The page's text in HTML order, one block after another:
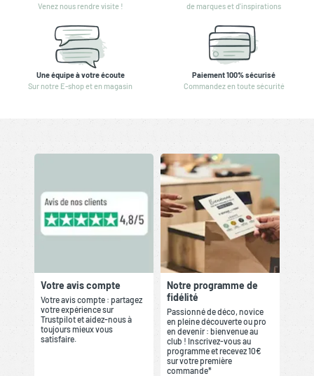
Venez nous rendre visite !
de marques et d'inspirations
Une équipe à votre écoute
Sur notre E-shop et en magasin
Paiement 100% sécurisé
Commandez en toute sécurité
Votre avis compte
Votre avis compte : partagez
votre expérience sur
Trustpilot et aidez-nous à
toujours mieux vous
satisfaire.
Notre programme de
fidélité
Passionné de déco, novice
en pleine découverte ou pro
en devenir : bienvenue au
club ! Inscrivez-vous au
programme et recevez 10€
sur votre première
commande*